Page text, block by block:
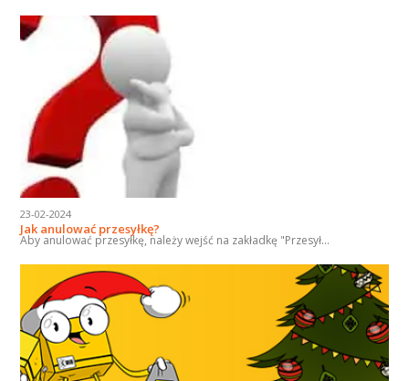
23-02-2024
Jak anulować przesyłkę?
Aby anulować przesyłkę, należy wejść na zakładkę "Przesył...